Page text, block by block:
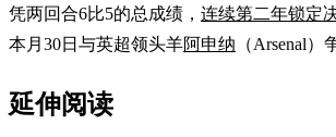
凭两回合6比5的总成绩， 连续第二年锁定
本月30日与英超领头羊阿申纳 （Arsenal）
延伸阅读